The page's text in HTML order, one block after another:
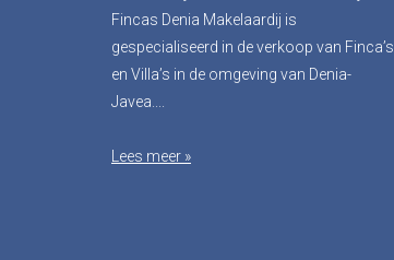
Fincas Denia Makelaardij is
gespecialiseerd in de verkoop van Finca’s
en Villa’s in de omgeving van Denia-
Javea....
Lees meer »